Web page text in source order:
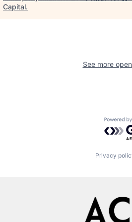
Capital.
See more
Privacy